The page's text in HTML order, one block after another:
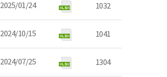
2025/01/24 1032
2024/10/15 1041
2024/07/25 1304